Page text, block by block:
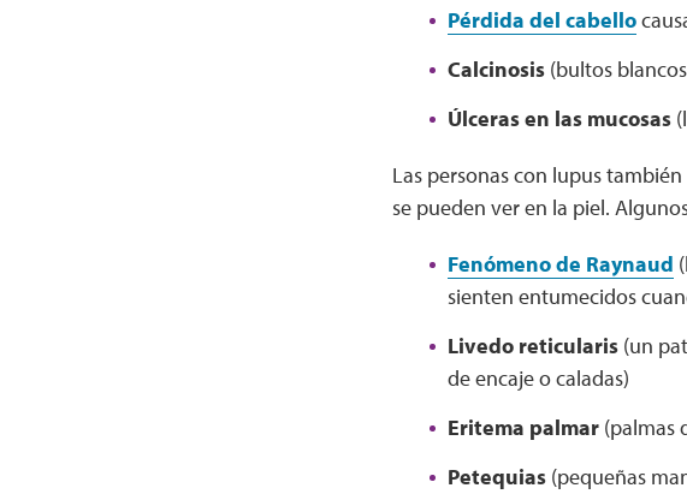
Pérdida del cabello
Calcinosis(bultos
Úlceras en las mucosas
Las personas con lupus
se pueden ver en la piel.
Fenómeno de Raynaud
sienten entumecidos
Livedo reticularis(un
de encaje o caladas)
Eritema palmar(palmas
Petequias(pequeñas